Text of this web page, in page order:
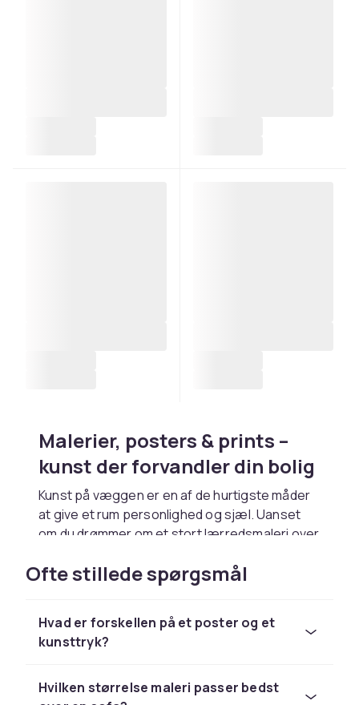
Malerier, posters & prints –
kunst der forvandler din bolig
Kunst på væggen er en af de hurtigste måder
at give et rum personlighed og sjæl. Uanset
om du drømmer om et stort lærredsmaleri over
soveværelset eller en inspirerende
tekstplakat i arbejdsrummet, finder du det
posters og prints dækker alle stilarter – fra
klassisk til hyper-moderne, fra naturmotiver til
God kunst behøver ikke koste en formue. Med
Ofte stillede spørgsmål
Hvad er forskellen på et poster og et
kunsttryk?
Hvilken størrelse maleri passer bedst